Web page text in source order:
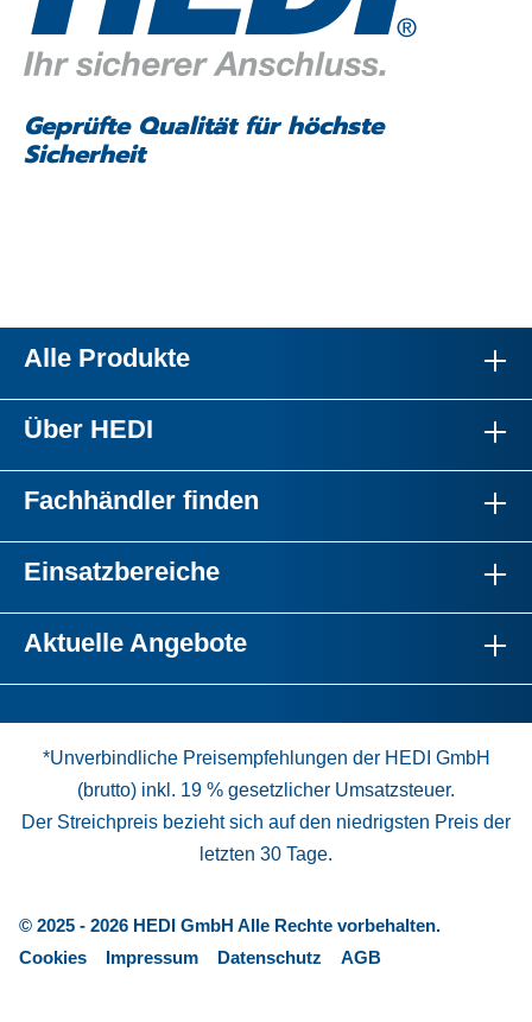
Geprüfte Qualität für höchste
Sicherheit
Alle Produkte
Über HEDI
Fachhändler finden
Einsatzbereiche
Aktuelle Angebote
*Unverbindliche Preisempfehlungen der HEDI GmbH
(brutto) inkl. 19 % gesetzlicher Umsatzsteuer.
Der Streichpreis bezieht sich auf den niedrigsten Preis der
letzten 30 Tage.
© 2025 - 2026 HEDI GmbH Alle Rechte vorbehalten.
Cookies
Impressum Datenschutz AGB